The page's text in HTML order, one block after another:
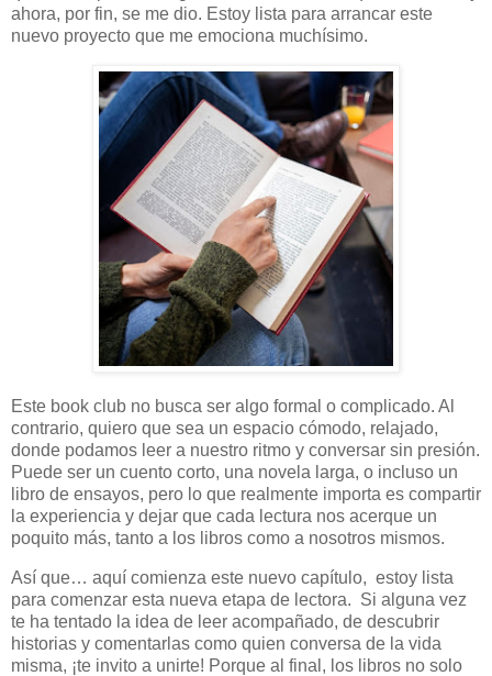
ahora, por fin, se me dio. Estoy lista para arrancar este
nuevo proyecto que me emociona muchísimo.
Este book club no busca ser algo formal o complicado. Al
contrario, quiero que sea un espacio cómodo, relajado,
donde podamos leer a nuestro ritmo y conversar sin presión.
Puede ser un cuento corto, una novela larga, o incluso un
libro de ensayos, pero lo que realmente importa es compartir
la experiencia y dejar que cada lectura nos acerque un
poquito más, tanto a los libros como a nosotros mismos.
Así que… aquí comienza este nuevo capítulo, estoy lista
para comenzar esta nueva etapa de lectora. Si alguna vez
te ha tentado la idea de leer acompañado, de descubrir
historias y comentarlas como quien conversa de la vida
misma, ¡te invito a unirte! Porque al final, los libros no solo